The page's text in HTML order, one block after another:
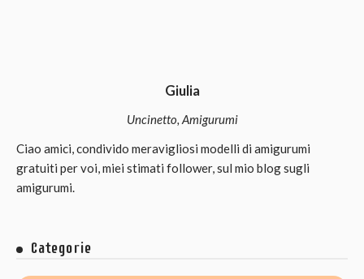
Giulia
Uncinetto, Amigurumi
Ciao amici, condivido meravigliosi modelli di amigurumi
gratuiti per voi, miei stimati follower, sul mio blog sugli
amigurumi.
Categorie